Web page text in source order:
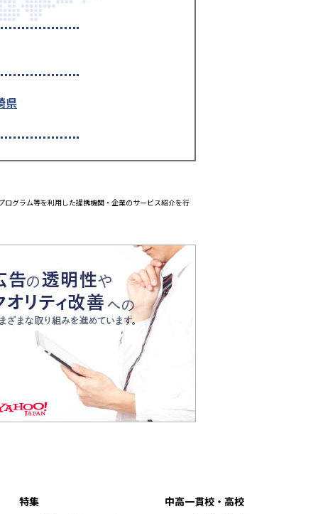
県
グラム等を利用した提携機関・企業のサービス紹介を行
特集
中高一貫校・高校